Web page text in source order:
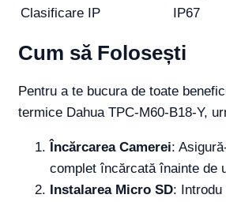
Clasificare IP
IP67
Cum să Folosești
Pentru a te bucura de toate
termice Dahua TPC-M60-B18-Y,
Încărcarea Camerei:
complet încărcată înainte de
Instalarea Micro SD: